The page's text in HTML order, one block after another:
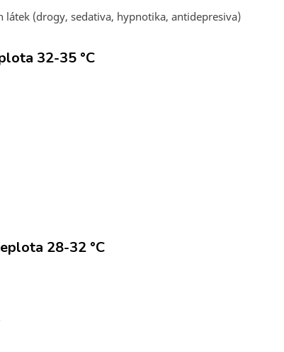
(drogy, sedativa, hypnotika, antidepresiva)
32-35 °C
28-32 °C